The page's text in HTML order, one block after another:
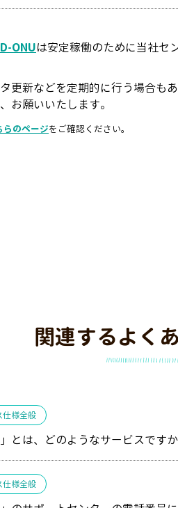
D-ONUは安定稼働のために当社セ
更新などを定期的に行う場合も
お願いいたします。
らのページをご確認ください。
関連するよく
仕様全般
とは、どのようなサービスです
仕様全般